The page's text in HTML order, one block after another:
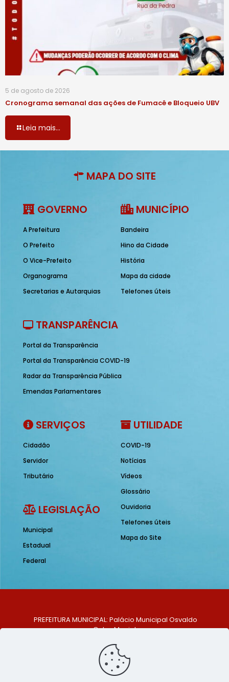
5 de agosto de 2026
Cronograma semanal das ações de Fumacê e Bloqueio UBV
Leia mais...
MAPA DO SITE
GOVERNO
A Prefeitura
O Prefeito
O Vice-Prefeito
Organograma
Secretarias e Autarquias
MUNICÍPIO
Bandeira
Hino da Cidade
História
Mapa da cidade
Telefones úteis
TRANSPARÊNCIA
Portal da Transparência
Portal da Transparência COVID-19
Radar da Transparência Pública
Emendas Parlamentares
SERVIÇOS
Cidadão
Servidor
Tributário
LEGISLAÇÃO
Municipal
Estadual
Federal
UTILIDADE
COVID-19
Notícias
Vídeos
Glossário
Ouvidoria
Telefones úteis
Mapa do Site
PREFEITURA MUNICIPAL: Palácio Municipal Osvaldo
Celso Maciel
Centro, São Bento do Una - PE. CEP: 553370-128
TELEFONE: (81) 99548-1569
E-MAIL: ouvidoria@saobentodouna.pe.gov.br